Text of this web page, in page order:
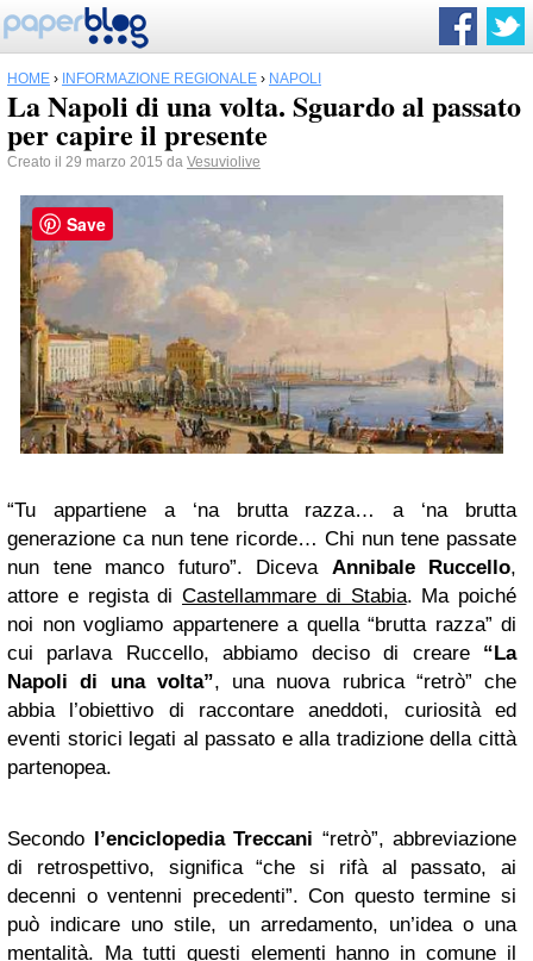
HOME › INFORMAZIONE REGIONALE › NAPOLI
La Napoli di una volta. Sguardo al passato
per capire il presente
Creato il 29 marzo 2015 da Vesuviolive
“Tu appartiene a ‘na brutta razza… a ‘na brutta
generazione ca nun tene ricorde… Chi nun tene passate
nun tene manco futuro”. Diceva Annibale Ruccello,
attore e regista di Castellammare di Stabia. Ma poiché
noi non vogliamo appartenere a quella “brutta razza” di
cui parlava Ruccello, abbiamo deciso di creare “La
Napoli di una volta”, una nuova rubrica “retrò” che
abbia l’obiettivo di raccontare aneddoti, curiosità ed
eventi storici legati al passato e alla tradizione della città
partenopea.
Secondo l’enciclopedia Treccani “retrò”, abbreviazione
di retrospettivo, significa “che si rifà al passato, ai
decenni o ventenni precedenti”. Con questo termine si
può indicare uno stile, un arredamento, un’idea o una
mentalità. Ma tutti questi elementi hanno in comune il
Save